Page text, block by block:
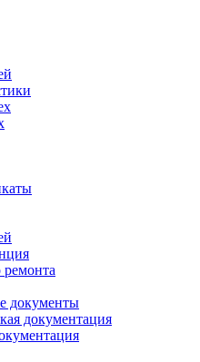
ремонта
документы
документация